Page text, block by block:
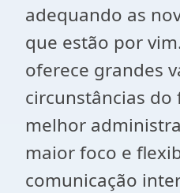
adequando as
que estão por
oferece grandes
circunstâncias
melhor
maior foco e
comunicação